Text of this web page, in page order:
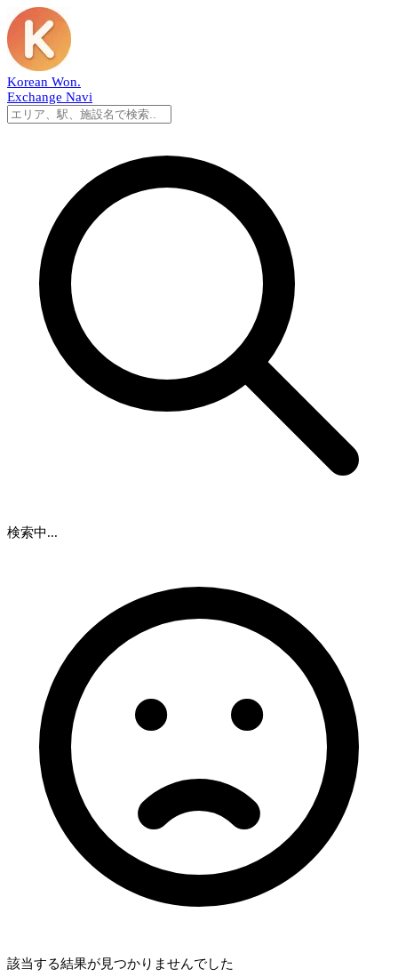
Korean Won.
Exchange Navi
検索中...
該当する結果が見つかりませんでした